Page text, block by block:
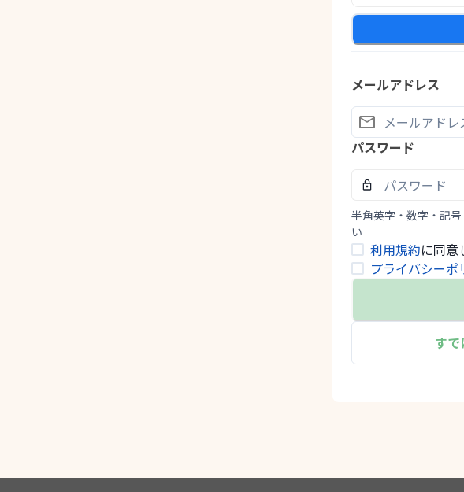
メールアドレス
パスワード
半角英字・数字・記
い
利用規約に同意
プライバシーポ
す